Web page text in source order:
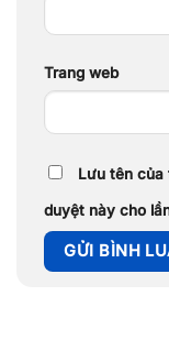
Trang web
Lưu tên của
duyệt này cho